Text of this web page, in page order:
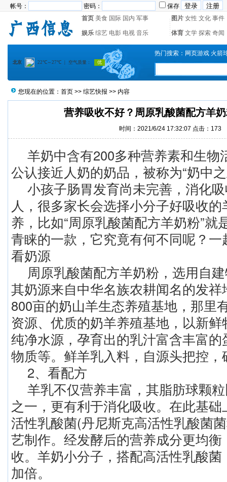
帐号： 密码：
保存
首页 美食 国际 国内 军事 图片 女性 文化 事件
娱乐 综艺 电影 电视 音乐 体育 文学 探索 奇闻
热门搜索： 网页游戏 火箭
您现在的位置： 首页 >> 综艺快报 >> 内容
营养吸收不好？周原乳酸菌配方羊
时间：2021/6/24 17:32:07 点击： 173
羊奶中含有200多种营养素和生物
公认接近人奶的奶品，被称为“奶中
小孩子肠胃发育尚未完善，消化
人，很多家长会选择小分子好吸收
养，比如“周原乳酸菌配方羊奶粉”就
青睐的一款，它究竟有何不同呢？
看奶源
周原乳酸菌配方羊奶粉，选用自
其奶源来自中华名族农耕闻名的发
800亩的奶山羊生态养殖基地，那里
资源、优质的奶羊养殖基地，以新
纯净水源，孕育出的乳汁富含丰富
物质等。鲜羊乳入料，自源头把控，
2、看配方
羊乳不仅营养丰富，其脂肪球颗
之一，更有利于消化吸收。在此基
活性乳酸菌(丹尼斯克高活性乳酸菌
艺制作。经发酵后的营养成分更均
收。羊奶小分子，搭配高活性乳酸
加倍。